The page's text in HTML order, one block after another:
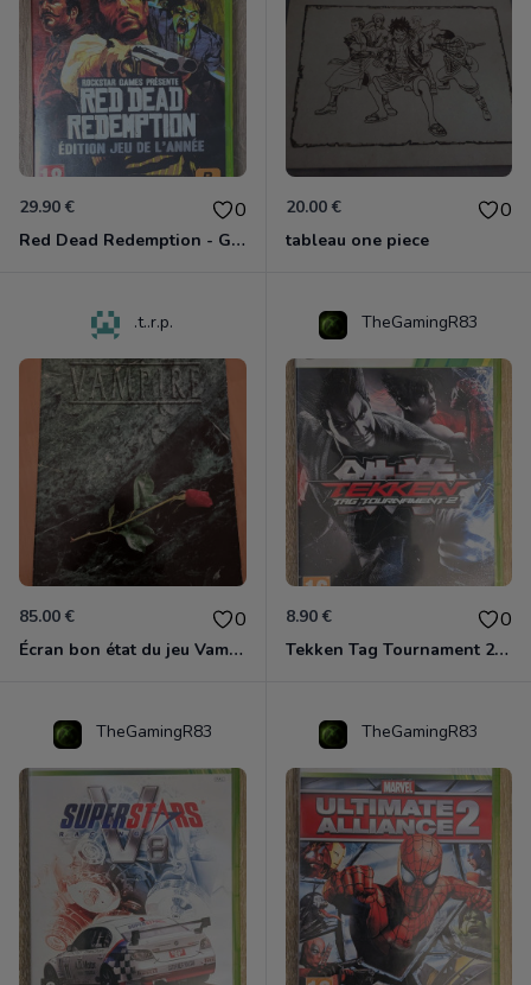
29.90 € 0
Red Dead Redemption - Game Of The Year Xbox 360
20.00 € 0
tableau one piece
.t..r.p.
85.00 € 0
Écran bon état du jeu Vampire et livre de règles « la mascarade » état d’usage
TheGamingR83
8.90 € 0
Tekken Tag Tournament 2 Xbox 360
TheGamingR83 TheGamingR83